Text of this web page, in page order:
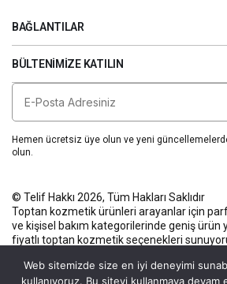
BAĞLANTILAR
BÜLTENIMIZE KATILIN
Hemen ücretsiz üye olun ve yeni
olun.
© Telif Hakkı 2026, Tüm Hakları Saklıdır
Toptan kozmetik ürünleri arayanlar için
ve kişisel bakım kategorilerinde geniş ürün
fiyatlı toptan kozmetik seçenekleri
Web sitemizde size en iyi deneyimi
kullanıyoruz. Bu siteyi kullanmaya